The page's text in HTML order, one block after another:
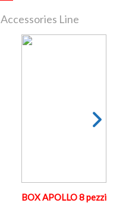
Accessories Line
BOX APOLLO 8 pezzi